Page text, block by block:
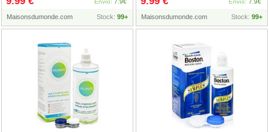
Maisonsdumonde.com Stock: 99+
Envío: 7.9€
Maisonsdumonde.com Stock: 99+
Envío: 7.9€